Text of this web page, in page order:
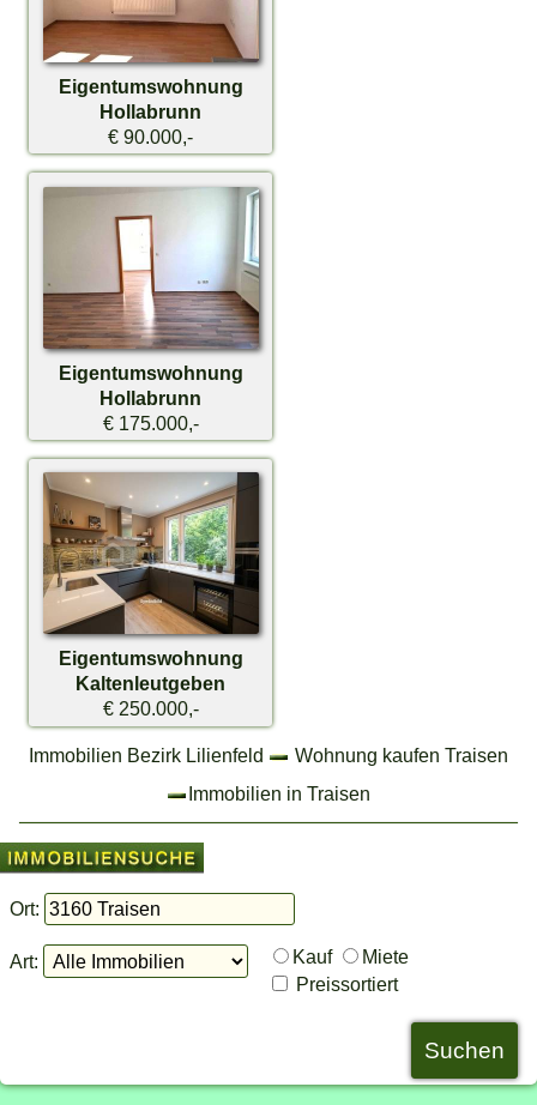
Eigentumswohnung
Hollabrunn
€ 90.000,-
Eigentumswohnung
Hollabrunn
€ 175.000,-
Eigentumswohnung
Kaltenleutgeben
€ 250.000,-
Immobilien Bezirk Lilienfeld
Wohnung kaufen Traisen
Immobilien in Traisen
Ort:
Art: Kauf
Miete
Preissortiert